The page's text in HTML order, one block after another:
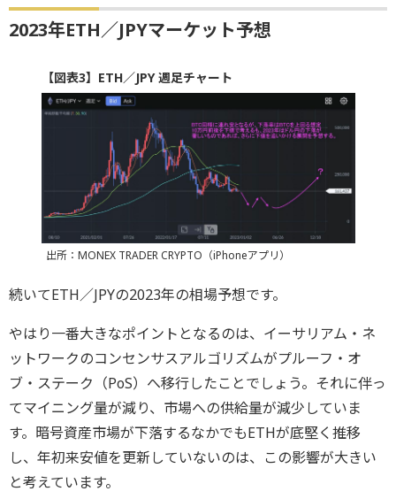
2023年ETH／JPYマーケット予想
【図表3】ETH／JPY 週足チャート
出所：MONEX TRADER CRYPTO（iPhoneアプリ）
続いてETH／JPYの2023年の相場予想です。
やはり一番大きなポイントとなるのは、イーサリアム・ネ
ットワークのコンセンサスアルゴリズムがプルーフ・オ
ブ・ステーク（PoS）へ移行したことでしょう。それに伴っ
てマイニング量が減り、市場への供給量が減少していま
す。暗号資産市場が下落するなかでもETHが底堅く推移
し、年初来安値を更新していないのは、この影響が大きい
と考えています。